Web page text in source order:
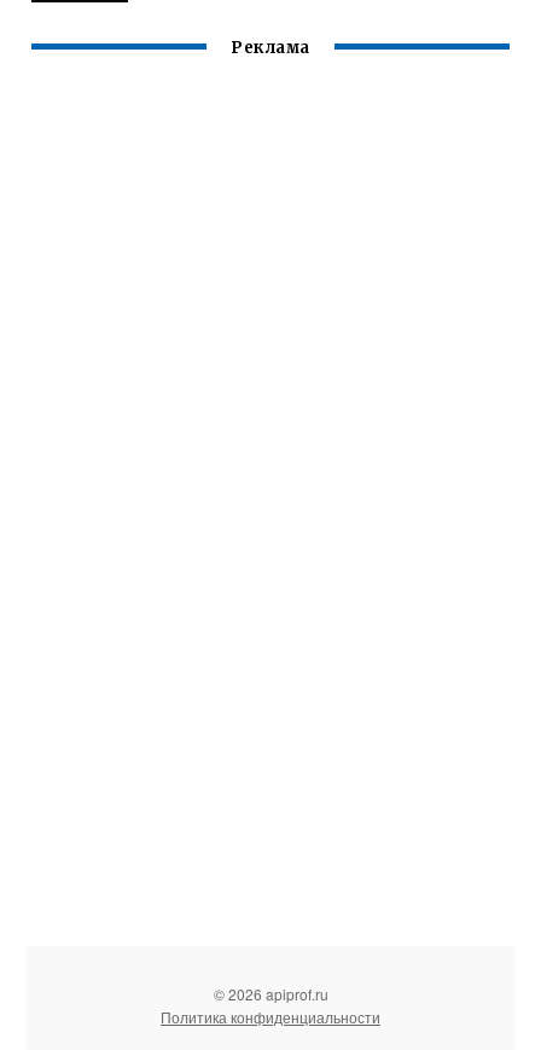
Реклама
© 2026 apiprof.ru
Политика конфиденциальности